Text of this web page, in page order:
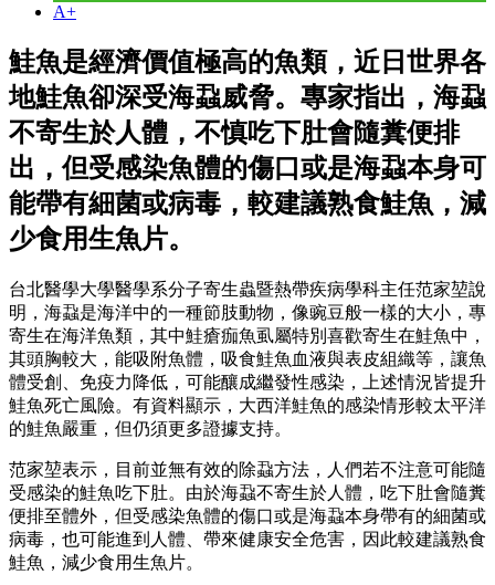
A+
鮭魚是經濟價值極高的魚類，近日世界各
地鮭魚卻深受海蝨威脅。專家指出，海蝨
不寄生於人體，不慎吃下肚會隨糞便排
出，但受感染魚體的傷口或是海蝨本身可
能帶有細菌或病毒，較建議熟食鮭魚，減
少食用生魚片。
台北醫學大學醫學系分子寄生蟲暨熱帶疾病學科主任范家堃說
明，海蝨是海洋中的一種節肢動物，像豌豆般一樣的大小，專
寄生在海洋魚類，其中鮭瘡痂魚虱屬特別喜歡寄生在鮭魚中，
其頭胸較大，能吸附魚體，吸食鮭魚血液與表皮組織等，讓魚
體受創、免疫力降低，可能釀成繼發性感染，上述情況皆提升
鮭魚死亡風險。有資料顯示，大西洋鮭魚的感染情形較太平洋
的鮭魚嚴重，但仍須更多證據支持。
范家堃表示，目前並無有效的除蝨方法，人們若不注意可能隨
受感染的鮭魚吃下肚。由於海蝨不寄生於人體，吃下肚會隨糞
便排至體外，但受感染魚體的傷口或是海蝨本身帶有的細菌或
病毒，也可能進到人體、帶來健康安全危害，因此較建議熟食
鮭魚，減少食用生魚片。